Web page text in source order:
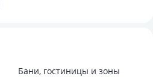
Бани, гостиницы и зоны